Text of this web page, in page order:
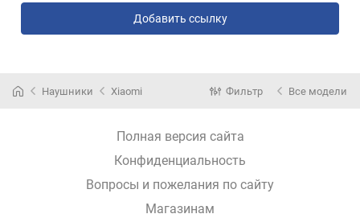
Добавить ссылку
Наушники Xiaomi Фильтр Все модели
Полная версия сайта
Конфиденциальность
Вопросы и пожелания по сайту
Магазинам